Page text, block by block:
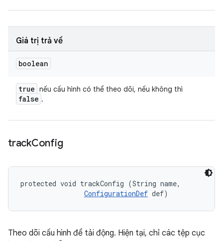
Giá trị trả về
boolean
true nếu cấu hình có thể theo dõi, nếu không thì
false .
trackConfig
protected void trackConfig (String name,
ConfigurationDef def)
Theo dõi cấu hình để tải động. Hiện tại, chỉ các tệp cục